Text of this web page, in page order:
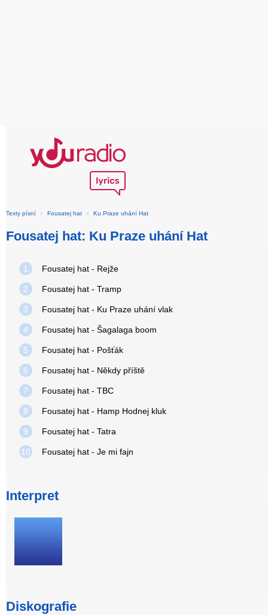
Texty písní › Fousatej hat › Ku Praze uhání Hat
Fousatej hat: Ku Praze uhání Hat
1 Fousatej hat - Rejže
2 Fousatej hat - Tramp
3 Fousatej hat - Ku Praze uhání vlak
4 Fousatej hat - Šagalaga boom
5 Fousatej hat - Pošťák
6 Fousatej hat - Někdy příště
7 Fousatej hat - TBC
8 Fousatej hat - Hamp Hodnej kluk
9 Fousatej hat - Tatra
10 Fousatej hat - Je mi fajn
Interpret
Diskografie